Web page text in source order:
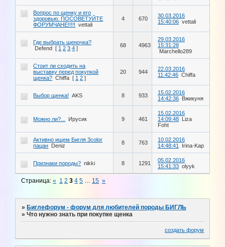
Вопрос по щенку и его
здоровью. ПОСОВЕТУЙТЕ
ФОРУМЧАНЕ!!!!!
vettali
4 670
30.03.2016
15:40:06 vettali
Где выбрать щеночка?
Defend
[ 1 2 3 4 ] 68 4963
29.03.2016
15:31:28
Marchello289
Стоит ли сходить на
выставку перед покупкой
щенка? Chiffa [ 1 2 ]
20 944
22.03.2016
11:42:46 Chiffa
Выбор щенка! AKS 8 933
15.02.2016
14:42:36
Вжикуня
Можно ли?... Ирусик 9 461
15.02.2016
14:09:48
Liza
Foht
Активно ищем Бигля 3color
пацан
Deniz 8 763
10.02.2016
14:48:41
Irina-Kap
Признаки породы? nikki 8 1291
05.02.2016
15:41:33 olyyk
Страница:« 1 2 3 4 5 … 15 »
»Биглефорум - форум для любителей породы БИГЛЬ
»Что нужно знать при покупке щенка
создать форум